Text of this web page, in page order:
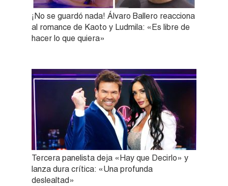
¡No se guardó nada! Álvaro Ballero reacciona
al romance de Kaoto y Ludmila: «Es libre de
hacer lo que quiera»
Tercera panelista deja «Hay que Decirlo» y
lanza dura crítica: «Una profunda
deslealtad»